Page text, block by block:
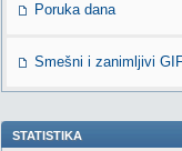
Poruka dana
Smešni i zanimljivi
STATISTIKA